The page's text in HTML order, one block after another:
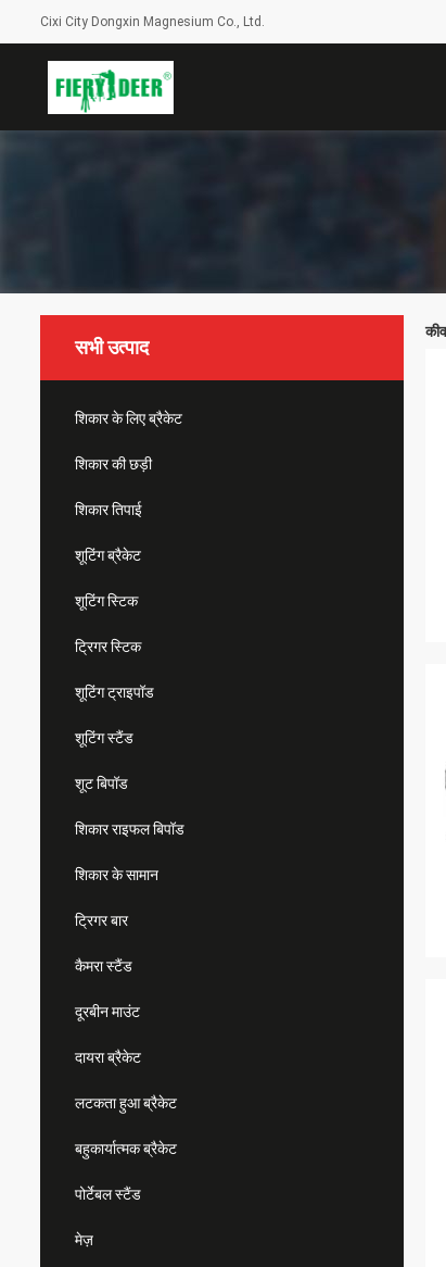
Cixi City Dongxin Magnesium Co., Ltd.
सभी उत्पाद
शिकार के लिए ब्रैकेट
शिकार की छड़ी
शिकार तिपाई
शूटिंग ब्रैकेट
शूटिंग स्टिक
ट्रिगर स्टिक
शूटिंग ट्राइपॉड
शूटिंग स्टैंड
शूट बिपॉड
शिकार राइफल बिपॉड
शिकार के सामान
ट्रिगर बार
कैमरा स्टैंड
दूरबीन माउंट
दायरा ब्रैकेट
लटकता हुआ ब्रैकेट
बहुकार्यात्मक ब्रैकेट
पोर्टेबल स्टैंड
मेज़